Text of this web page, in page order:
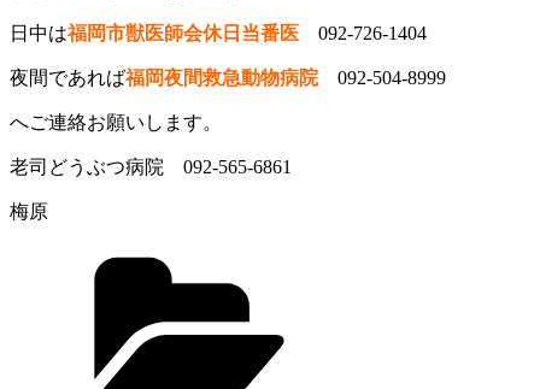
日中は福岡市獣医師会休日当番医 092-726-1404
夜間であれば福岡夜間救急動物病院092-504-8999
へご連絡お願いします。
老司どうぶつ病院 092-565-6861
梅原